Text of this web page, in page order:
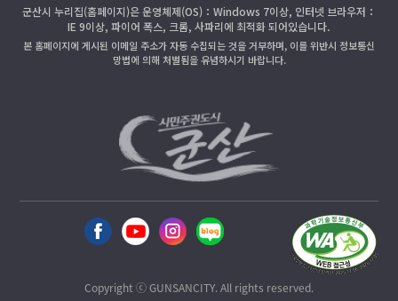
군산시 누리집(홈페이지)은 운영체제(OS)：Windows 7이상, 인터넷 브라우저：
IE 9이상, 파이어 폭스, 크롬, 사파리에 최적화 되어있습니다.
본 홈페이지에 게시된 이메일 주소가 자동 수집되는 것을 거부하며, 이를 위반시 정보통신
망법에 의해 처벌됨을 유념하시기 바랍니다.
Copyright ⓒ GUNSANCITY. All rights reserved.